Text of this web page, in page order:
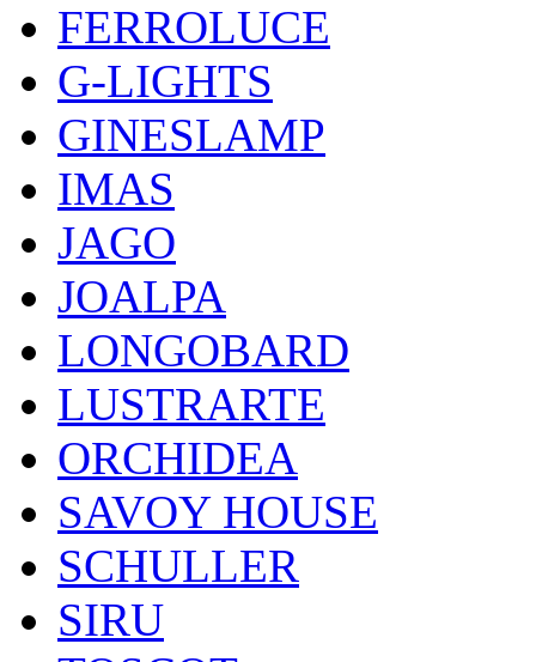
FERROLUCE
G-LIGHTS
GINESLAMP
IMAS
JAGO
JOALPA
LONGOBARD
LUSTRARTE
ORCHIDEA
SAVOY HOUSE
SCHULLER
SIRU